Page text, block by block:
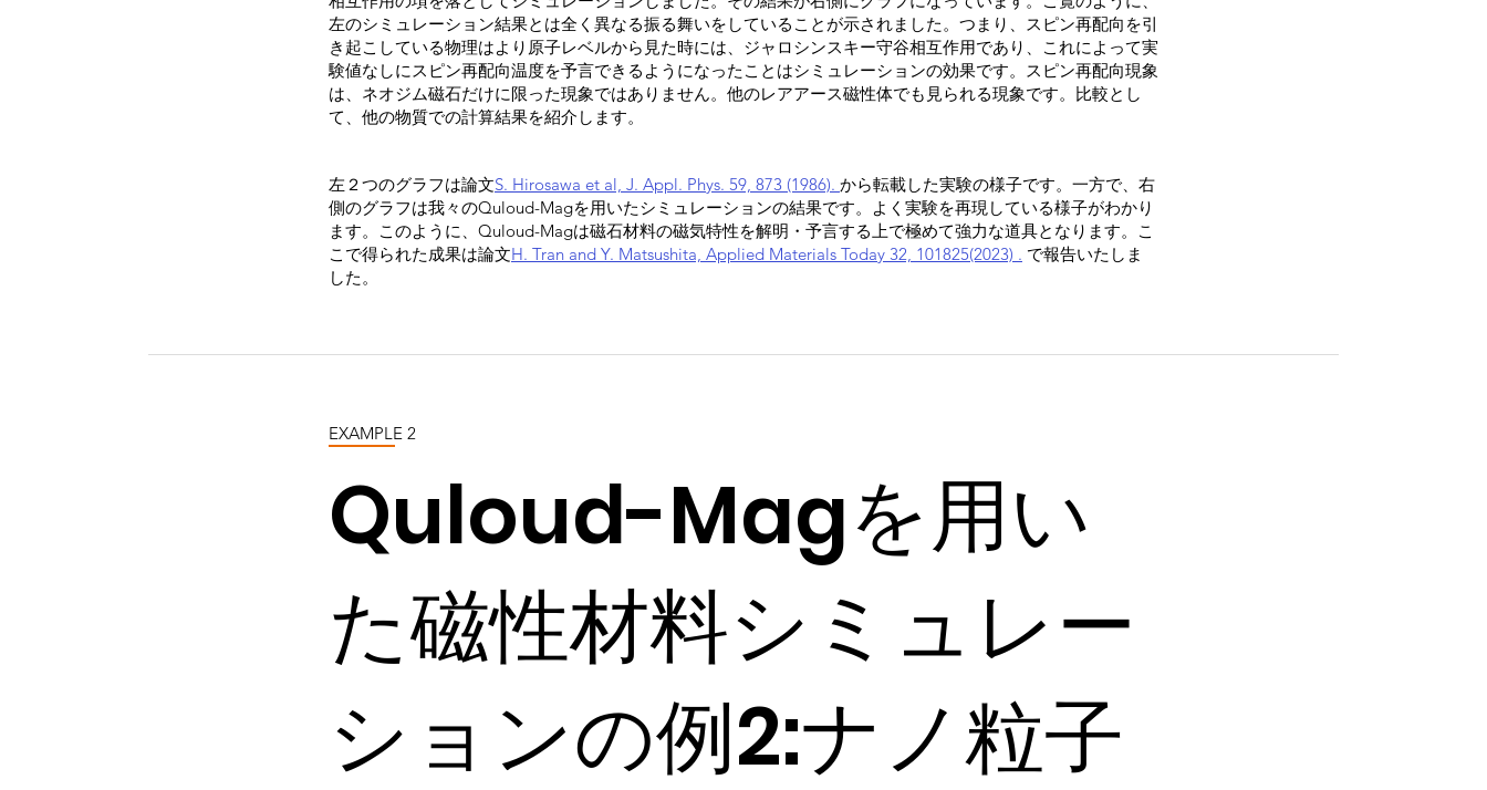
左のシミュレーション結果とは全く異なる振る舞いをしていることが示されました。つまり、スピン再配向を引
き起こしている物理はより原子レベルから見た時には、ジャロシンスキー守谷相互作用であり、これによって実
験値なしにスピン再配向温度を予言できるようになったことはシミュレーションの効果です。スピン再配向現象
は、ネオジム磁石だけに限った現象ではありません。他のレアアース磁性体でも見られる現象です。比較とし
て、他の物質での計算結果を紹介します。
左２つのグラフは論文S. Hirosawa et al, J. Appl. Phys. 59, 873 (1986). から転載した実験の様子です。一方で、右
側のグラフは我々のQuloud-Magを用いたシミュレーションの結果です。よく実験を再現している様子がわかり
ます。このように、Quloud-Magは磁石材料の磁気特性を解明・予言する上で極めて強力な道具となります。こ
こで得られた成果は論文H. Tran and Y. Matsushita, Applied Materials Today 32, 101825(2023) . で報告いたしま
した。
EXAMPLE 2
Quloud-Magを用い
た磁性材料シミュレー
ションの例2:ナノ粒子